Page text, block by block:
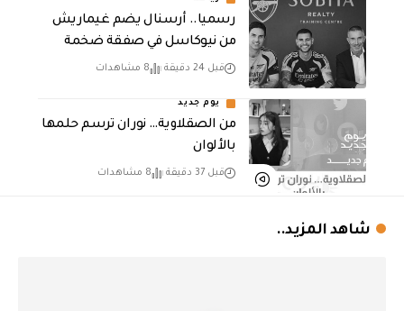
رسميا.. أرسنال يضم غيماريش
من نيوكاسل في صفقة ضخمة
قبل 24 دقيقة 8 مشاهدات
يوم جديد
من الصقلاوية… نوران ترسم حلمها
بالألوان
قبل 37 دقيقة 8 مشاهدات
شاهد المزيد..